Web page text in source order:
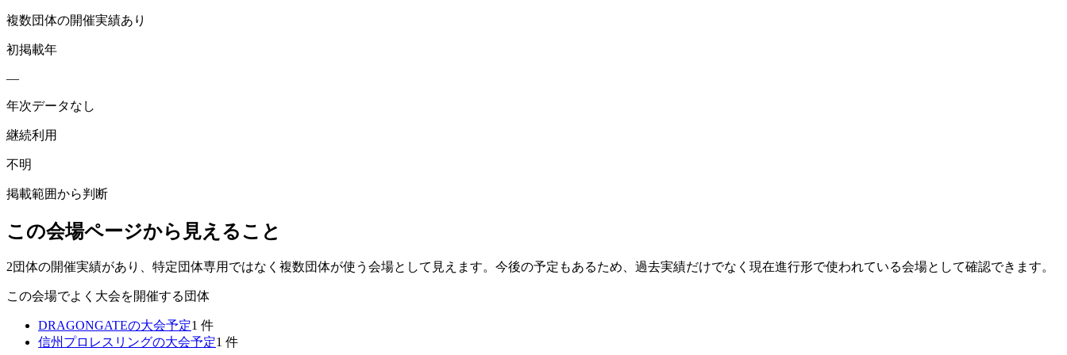
複数団体の開催実績あり
初掲載年
—
年次データなし
継続利用
不明
掲載範囲から判断
この会場ページから見えること
2団体の開催実績があり、特定団体専用ではなく複数団体が使う会場として見えます。今後の予定もあるため、過去実績だけでなく現在進行形で使われている会場として確認できます。
この会場でよく大会を開催する団体
DRAGONGATEの大会予定1 件
信州プロレスリングの大会予定1 件